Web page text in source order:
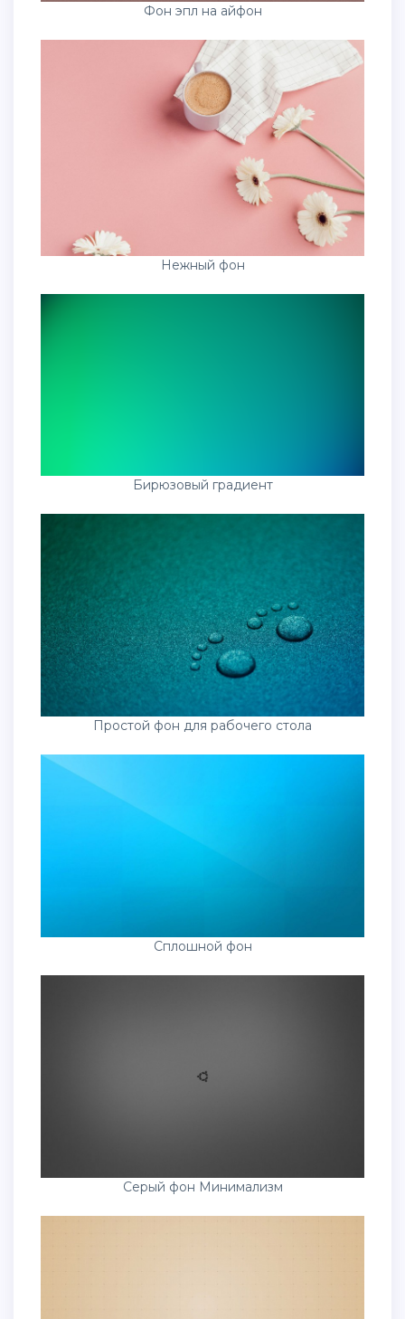
Фон эпл на айфон
Нежный фон
Бирюзовый градиент
Простой фон для рабочего стола
Сплошной фон
Серый фон Минимализм